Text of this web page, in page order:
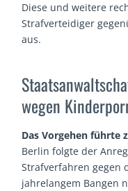
Diese und weitere
Strafverteidiger
aus.
wegen
Das Vorgehen führte
Berlin folgte der
Strafverfahren gegen
jahrelangem Bangen